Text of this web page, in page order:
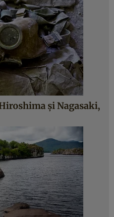
și Nagasaki,